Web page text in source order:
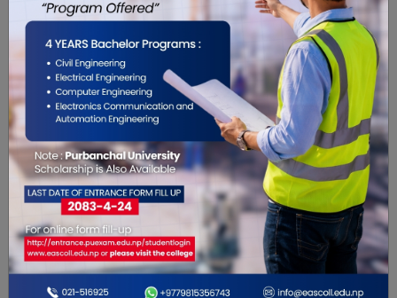
यो खबर पढेर तपाईलाई कस्तो महसुस
भयो ?
0 0 0 0 0
0